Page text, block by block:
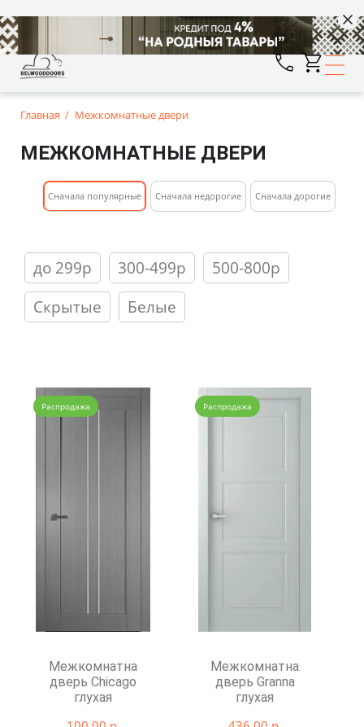
Главная Межкомнатные двери
МЕЖКОМНАТНЫЕ ДВЕРИ
Cначала популярные Сначала недорогие Cначала дорогие
до 299р 300-499р
500-800р
Скрытые
Белые
Распродажа
Межкомнатная
дверь Chicago
глухая
Распродажа
Межкомнатная
дверь Granna
глухая